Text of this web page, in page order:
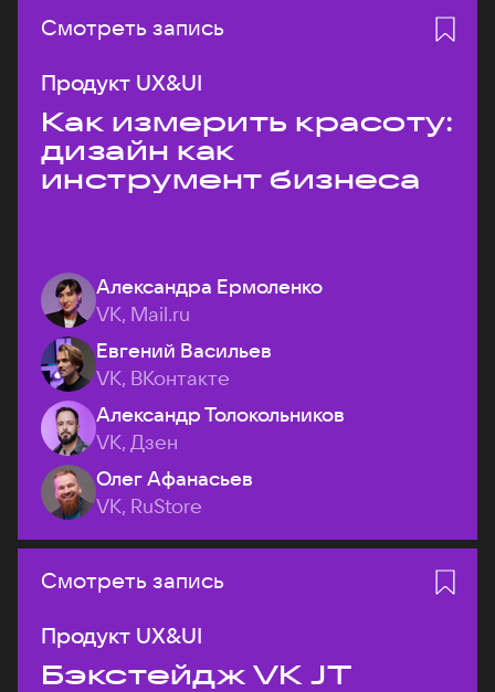
Смотреть запись
Продукт UX&UI
Как измерить красоту:
дизайн как
инструмент бизнеса
Александра Ермоленко
VK, Mail.ru
Евгений Васильев
VK, ВКонтакте
Александр Толокольников
VK, Дзен
Олег Афанасьев
VK, RuStore
Смотреть запись
Продукт UX&UI
Бэкстейдж VK JT